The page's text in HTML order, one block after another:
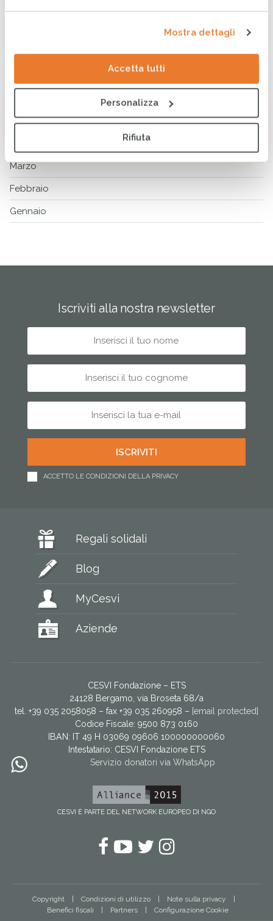
Mostra dettagli
Accetta tutti
Personalizza
Rifiuta
Agosto
Maggio
Marzo
Febbraio
Gennaio
Iscriviti alla nostra newsletter
ACCETTO LE CONDIZIONI DELLA PRIVACY
Regali solidali
Blog
MyCesvi
Aziende
CESVI Fondazione – ETS
24128 Bergamo, via Broseta 68/a
tel. +39 035 2058058 – fax +39 035 260958 – [email protected]
Codice Fiscale: 9500 873 0160
IBAN: IT 49 H 03069 09606 100000000060
Intestatario: CESVI Fondazione ETS
Servizio donatori via WhatsApp
CESVI È PARTE DEL NETWORK EUROPEO DI NGO
Facebook
YouTube
Twitter
Instagram
Copyright Condizioni di utilizzo
Note sulla privacy
Benefici fiscali
Partners Configurazione Cookie